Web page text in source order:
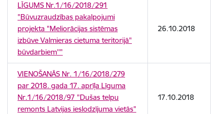
LĪGUMS Nr.1/16/2018/291
"Būvuzraudzības pakalpojumi
projekta "Meliorācijas sistēmas
izbūve Valmieras cietuma teritorijā"
būvdarbiem''"
26.10.2018
VIENOŠANĀS Nr. 1/16/2018/279
par 2018. gada 17. aprīļa Līguma
Nr.1/16/2018/97 "Dušas telpu
remonts Latvijas ieslodzījuma vietās"
17.10.2018